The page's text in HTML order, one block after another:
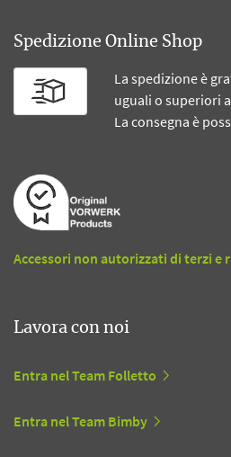
Spedizione Online Shop
La spedizione è
uguali o superiori a
La consegna è
Accessori non autorizzati di terzi e
Lavora con noi
Entra nel Team Folletto
Entra nel Team Bimby